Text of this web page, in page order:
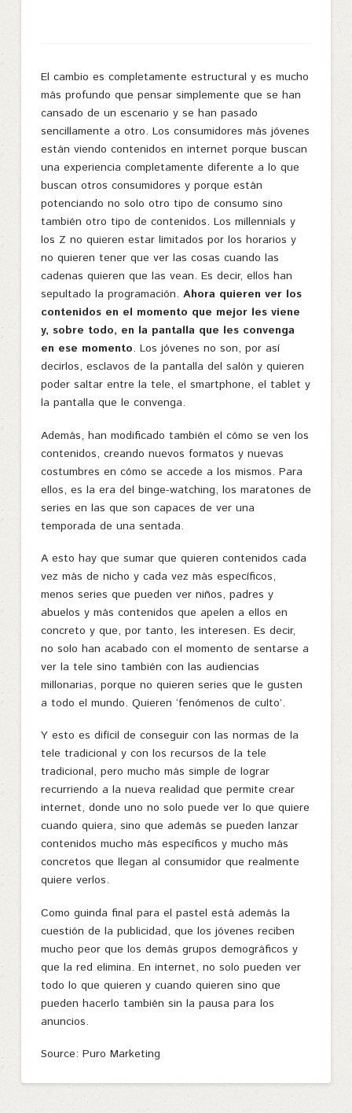
El cambio es completamente estructural y es mucho
más profundo que pensar simplemente que se han
cansado de un escenario y se han pasado
sencillamente a otro. Los consumidores más jóvenes
están viendo contenidos en internet porque buscan
una experiencia completamente diferente a lo que
buscan otros consumidores y porque están
potenciando no solo otro tipo de consumo sino
también otro tipo de contenidos. Los millennials y
los Z no quieren estar limitados por los horarios y
no quieren tener que ver las cosas cuando las
cadenas quieren que las vean. Es decir, ellos han
sepultado la programación. Ahora quieren ver los
contenidos en el momento que mejor les viene
y, sobre todo, en la pantalla que les convenga
en ese momento. Los jóvenes no son, por así
decirlos, esclavos de la pantalla del salón y quieren
poder saltar entre la tele, el smartphone, el tablet y
la pantalla que le convenga.
Además, han modificado también el cómo se ven los
contenidos, creando nuevos formatos y nuevas
costumbres en cómo se accede a los mismos. Para
ellos, es la era del binge-watching, los maratones de
series en las que son capaces de ver una
temporada de una sentada.
A esto hay que sumar que quieren contenidos cada
vez más de nicho y cada vez más específicos,
menos series que pueden ver niños, padres y
abuelos y más contenidos que apelen a ellos en
concreto y que, por tanto, les interesen. Es decir,
no solo han acabado con el momento de sentarse a
ver la tele sino también con las audiencias
millonarias, porque no quieren series que le gusten
a todo el mundo. Quieren ‘fenómenos de culto’.
Y esto es difícil de conseguir con las normas de la
tele tradicional y con los recursos de la tele
tradicional, pero mucho más simple de lograr
recurriendo a la nueva realidad que permite crear
internet, donde uno no solo puede ver lo que quiere
cuando quiera, sino que además se pueden lanzar
contenidos mucho más específicos y mucho más
concretos que llegan al consumidor que realmente
quiere verlos.
Como guinda final para el pastel está además la
cuestión de la publicidad, que los jóvenes reciben
mucho peor que los demás grupos demográficos y
que la red elimina. En internet, no solo pueden ver
todo lo que quieren y cuando quieren sino que
pueden hacerlo también sin la pausa para los
anuncios.
Source: Puro Marketing